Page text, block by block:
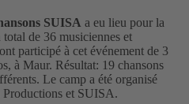
SUISA a eu lieu pour la
de 36 musiciennes et
participé à cet événement de 3
à Maur. Résultat: 19 chansons
Le camp a été organisé
et SUISA.